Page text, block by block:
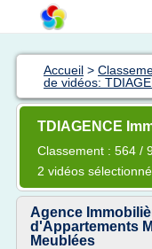
Accueil >
de vidéos:
TDIAGENCE
Classement : 564 /
2 vidéos
Agence
d'Appartements
Meublées